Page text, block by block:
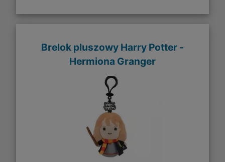
Brelok pluszowy Harry Potter -
Hermiona Granger